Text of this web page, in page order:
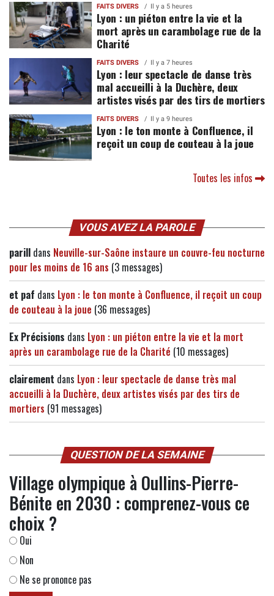
FAITS DIVERS Il y a 5 heures
Lyon : un piéton entre la vie et la
mort après un carambolage rue de la
Charité
FAITS DIVERS Il y a 7 heures
Lyon : leur spectacle de danse très
mal accueilli à la Duchère, deux
artistes visés par des tirs de mortiers
FAITS DIVERS Il y a 9 heures
Lyon : le ton monte à Confluence, il
reçoit un coup de couteau à la joue
Toutes les infos
VOUS AVEZ LA PAROLE
parill dans Neuville-sur-Saône instaure un couvre-feu nocturne
pour les moins de 16 ans (3 messages)
et paf dans Lyon : le ton monte à Confluence, il reçoit un coup
de couteau à la joue (36 messages)
Ex Précisions dans Lyon : un piéton entre la vie et la mort
après un carambolage rue de la Charité (10 messages)
clairement dans Lyon : leur spectacle de danse très mal
accueilli à la Duchère, deux artistes visés par des tirs de
mortiers (91 messages)
QUESTION DE LA SEMAINE
Village olympique à Oullins-Pierre-
Bénite en 2030 : comprenez-vous ce
choix ?
Oui
Non
Ne se prononce pas